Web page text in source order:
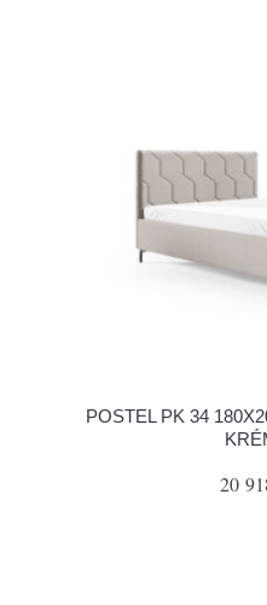
POSTEL PK 34
20